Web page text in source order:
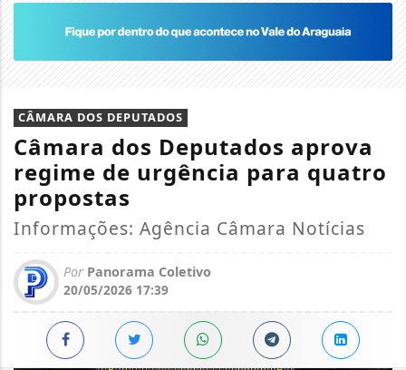
CÂMARA DOS DEPUTADOS
Câmara dos Deputados aprova
regime de urgência para quatro
propostas
Informações: Agência Câmara Notícias
Por Panorama Coletivo
20/05/2026 17:39